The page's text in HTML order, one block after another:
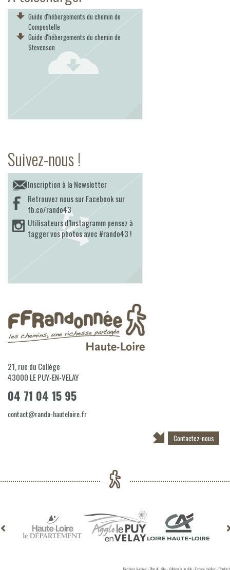
Guide d'hébergements du chemin de
Compostelle
Guide d'hébergements du chemin de
Stevenson
Suivez-nous !
Inscription à la Newsletter
Retrouvez nous sur Facebook sur
fb.co/rando43
Utilisateurs d’Instagramm pensez à
tagger vos photos avec #rando43 !
21, rue du Collège
43000 LE PUY-EN-VELAY
04 71 04 15 95
contact@rando-hauteloire.fr
Contactez-nous